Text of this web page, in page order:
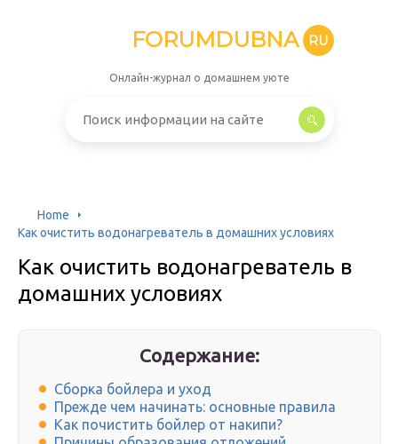
FORUMDUBNA RU
Онлайн-журнал о домашнем уюте
Home
Как очистить водонагреватель в домашних условиях
Как очистить водонагреватель в
домашних условиях
Содержание:
Сборка бойлера и уход
Прежде чем начинать: основные правила
Как почистить бойлер от накипи?